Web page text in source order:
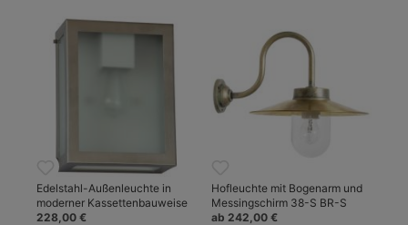
Edelstahl-Außenleuchte in
moderner Kassettenbauweise
228,00 €
Hofleuchte mit Bogenarm und
Messingschirm 38-S BR-S
ab 242,00 €